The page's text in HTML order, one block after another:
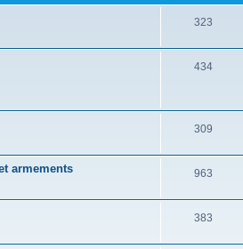
323
434
309
armements 963
383